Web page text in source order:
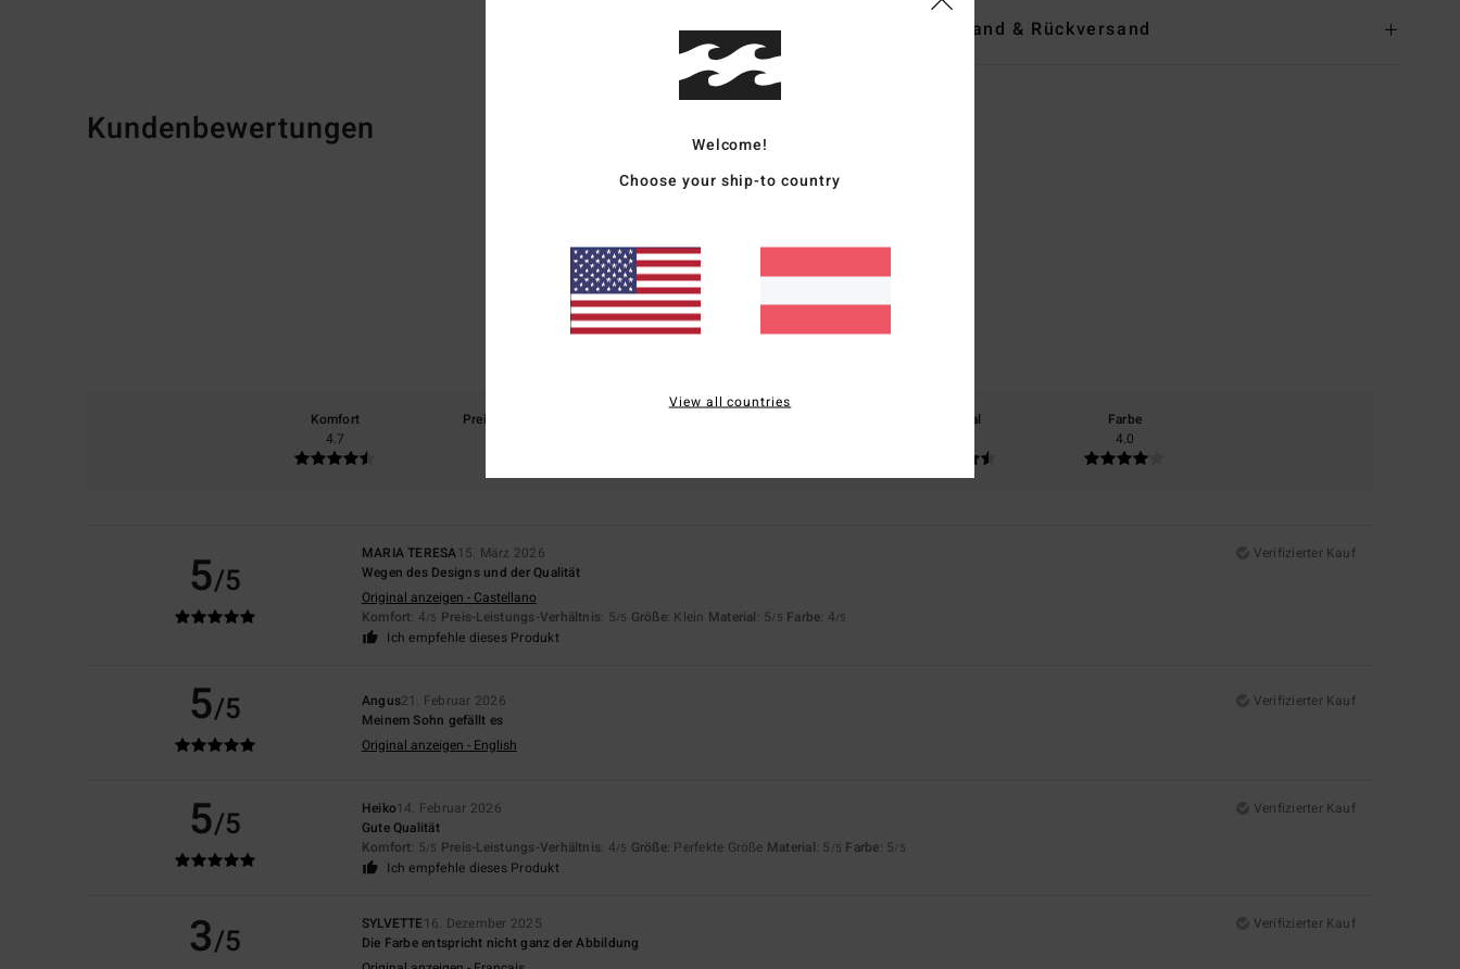
Versand & Rückversand
Kundenbewertungen
4.5 /5
Komfort
4.7
Preis-Leistungs-Verhältnis
Material
Farbe
4.0
5/5
MARIA TERESA15. März 2026
Verifizierter Kauf
Wegen des Designs und der Qualität
Original anzeigen - Castellano
Komfort: 4/5 Preis-Leistungs-Verhältnis: 5/5 Größe: Klein Material: 5/5 Farbe: 4/5
Ich empfehle dieses Produkt
5/5 Angus21. Februar 2026
Verifizierter Kauf
Meinem Sohn gefällt es
Original anzeigen - English
5/5 Heiko14. Februar 2026
Verifizierter Kauf
Gute Qualität
Komfort: 5/5 Preis-Leistungs-Verhältnis: 4/5 Größe: Perfekte Größe Material: 5 /5 Farbe: 5/5
Ich empfehle dieses Produkt
3/5 SYLVETTE16. Dezember 2025
Verifizierter Kauf
Die Farbe entspricht nicht ganz der Abbildung
Welcome!
Choose your ship-to country
View all countries